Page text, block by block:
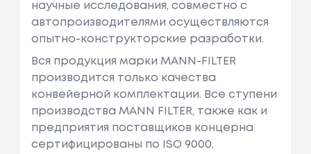
научные исследования, совместно с
автопроизводителями осуществляются
опытно-конструкторские разработки.
Вся продукция марки MANN-FILTER
производится только качества
конвейерной комплектации. Все ступени
производства MANN FILTER, также как и
предприятия поставщиков концерна
сертифицированы по ISO 9000.